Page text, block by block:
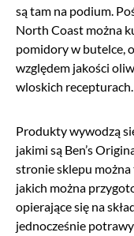
są tam na podium.
North Coast można
pomidory w butelce,
względem jakości
wloskich recepturach.
Produkty wywodzą
jakimi są Ben’s
stronie sklepu można
jakich można
opierające się na
jednocześnie potrawy